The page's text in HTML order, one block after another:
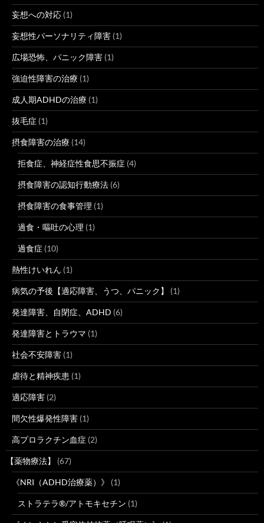
妄想への対応 (1)
妄想性パーソナリティ障害 (1)
広場恐怖、パニック障害 (1)
強迫性障害の治療 (1)
成人期ADHDの治療 (1)
抜毛症 (1)
摂食障害の治療 (14)
拒食症、神経症性食思不振症 (4)
摂食障害の認知行動療法 (6)
摂食障害の食事管理 (1)
過食・嘔吐の心理 (1)
過食症 (10)
熱性けいれん (1)
病気の予後【適応障害、うつ、パニック】 (1)
発達障害、自閉症、ADHD (6)
発達障害とトラウマ (1)
社会不安障害 (1)
虐待と精神疾患 (1)
適応障害 (2)
間欠性爆発性障害 (1)
高プロラクチン血症 (2)
【薬物療法】 (67)
《NRI（ADHD治療薬）》 (1)
ストラテラ®/アトモキセチン (1)